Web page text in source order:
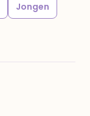
Jongen